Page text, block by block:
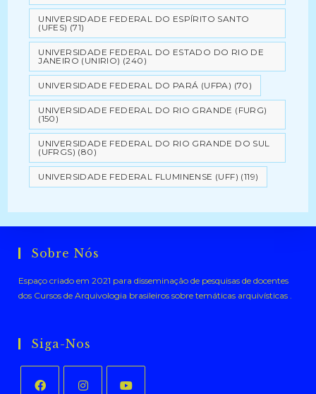
UNIVERSIDADE FEDERAL DO ESPÍRITO SANTO
(UFES) (71)
UNIVERSIDADE FEDERAL DO ESTADO DO RIO DE
JANEIRO (UNIRIO) (240)
UNIVERSIDADE FEDERAL DO PARÁ (UFPA) (70)
UNIVERSIDADE FEDERAL DO RIO GRANDE (FURG)
(150)
UNIVERSIDADE FEDERAL DO RIO GRANDE DO SUL
(UFRGS) (80)
UNIVERSIDADE FEDERAL FLUMINENSE (UFF) (119)
Sobre Nós
Espaço criado em 2021 para disseminação de pesquisas de docentes
dos Cursos de Arquivologia brasileiros sobre temáticas arquivísticas .
Siga-Nos